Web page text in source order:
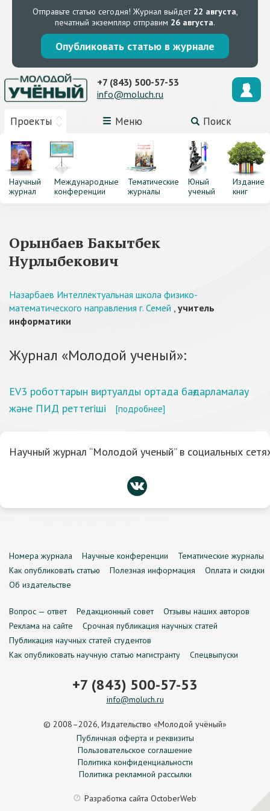
Отправьте статью сегодня! Журнал выйдет 22 августа,
печатный экземпляр отправим 26 августа.
Опубликовать статью в журнале
Проекты Меню Поиск
+7 (843) 500-57-53
info@moluch.ru
Научный
журнал
Международные
конференции
Тематические
журналы
Юный
ученый
Издание
книг
Орынбаев Бакытбек
Нурлыбекович
Назарбаев Интеллектуальная школа физико-
математического направления г. Семей , учитель
информатики
Журнал «Молодой ученый»:
EV3 роботтарын виртуалды ортада бағдарламалау
және ПИД реттегіші
[подробнее]
Научный журнал “Молодой ученый” в социальных
Номера журнала Научные конференции
Тематические журналы
Как опубликовать статью
Полезная информация
Оплата и скидки
Об издательстве
Вопрос — ответ Редакционный совет
Отзывы наших авторов
Реклама на сайте
Срочная публикация научных статей
Публикация научных статей студентов
Как опубликовать научную статью магистранту
Спецвыпуски
+7 (843) 500-57-53
info@moluch.ru
© 2008–2026, Издательство «Молодой учёный»
Публичная оферта и реквизиты
Пользовательское соглашение
Политика конфиденциальности
Политика рекламной рассылки
Разработка сайта OctoberWeb